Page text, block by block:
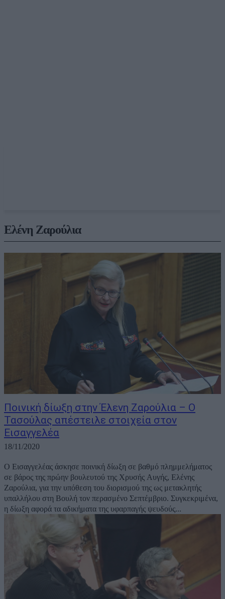
Ελένη Ζαρούλια
Ποινική δίωξη στην Έλενη Ζαρούλια – Ο
Τασούλας απέστειλε στοιχεία στον
Εισαγγελέα
18/11/2020
Ο Εισαγγελέας άσκησε ποινική δίωξη σε βαθμό πλημμελήματος
σε βάρος της πρώην βουλευτού της Χρυσής Αυγής, Ελένης
Ζαρούλια, για την υπόθεση του διορισμού της ως μετακλητής
υπαλλήλου στη Βουλή τον περασμένο Σεπτέμβριο. Συγκεκριμένα,
η δίωξη αφορά τα αδικήματα της υφαρπαγής ψευδούς...